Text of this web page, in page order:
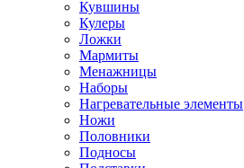
Кувшины
Кулеры
Ложки
Мармиты
Менажницы
Наборы
Нагревательные элементы
Ножи
Половники
Подносы